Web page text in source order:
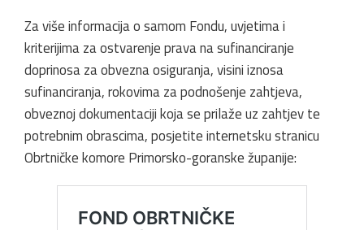
Za više informacija o samom Fondu, uvjetima i
kriterijima za ostvarenje prava na sufinanciranje
doprinosa za obvezna osiguranja, visini iznosa
sufinanciranja, rokovima za podnošenje zahtjeva,
obveznoj dokumentaciji koja se prilaže uz zahtjev te
potrebnim obrascima, posjetite internetsku stranicu
Obrtničke komore Primorsko-goranske županije: